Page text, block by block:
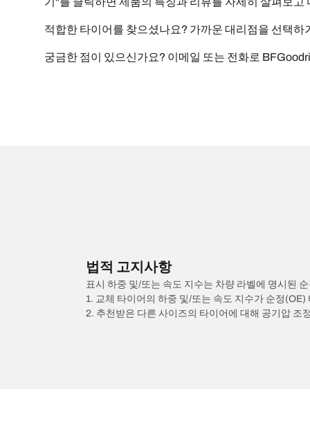
적합한 타이어를 찾으셨나요? 가까운 대리점을 선택
궁금한 점이 있으신가요? 이메일 또는 전화로
법적 고지사항
표시 하중 및/또는 속도 지수는 차량 라벨에 명시된
1. 교체 타이어의 하중 및/또는 속도 지수가 순정
2. 추천받은 다른 사이즈의 타이어에 대해 공기압 조